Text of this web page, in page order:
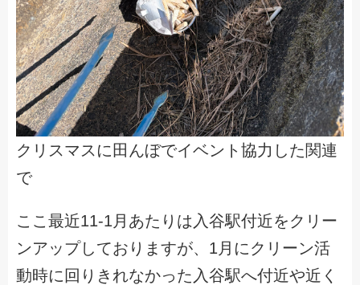
クリスマスに田んぼでイベント協力した関連
で
ここ最近11-1月あたりは入谷駅付近をクリー
ンアップしておりますが、1月にクリーン活
動時に回りきれなかった入谷駅へ付近や近く